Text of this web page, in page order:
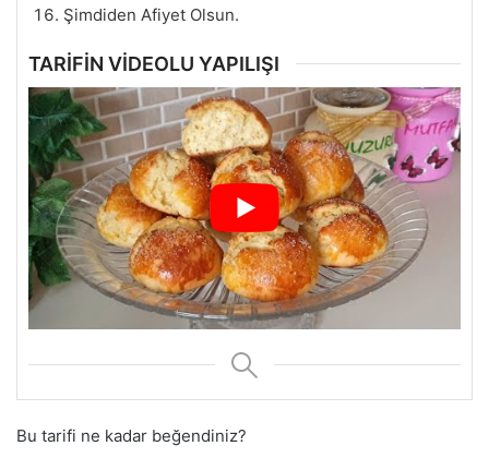
Şimdiden Afiyet Olsun.
TARİFİN VİDEOLU YAPILIŞI
Bu tarifi ne kadar beğendiniz?